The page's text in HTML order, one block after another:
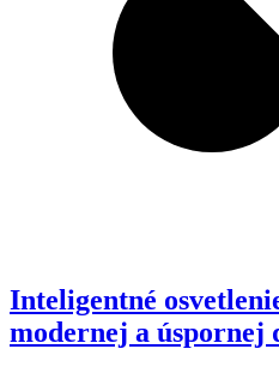
Inteligentné
modernej a úspornej